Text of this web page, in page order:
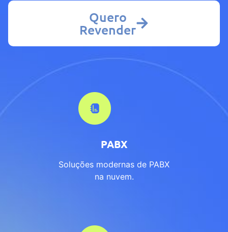
PABX
Soluções modernas de PABX
na nuvem.
Quero
Revender